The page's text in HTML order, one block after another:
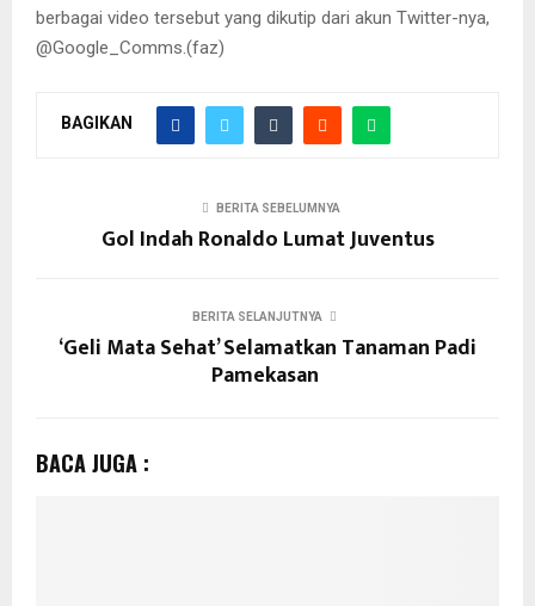
berbagai video tersebut yang dikutip dari akun Twitter-nya,
@Google_Comms.(faz)
BAGIKAN
BERITA SEBELUMNYA
Gol Indah Ronaldo Lumat Juventus
BERITA SELANJUTNYA
‘Geli Mata Sehat’ Selamatkan Tanaman Padi
Pamekasan
BACA JUGA :